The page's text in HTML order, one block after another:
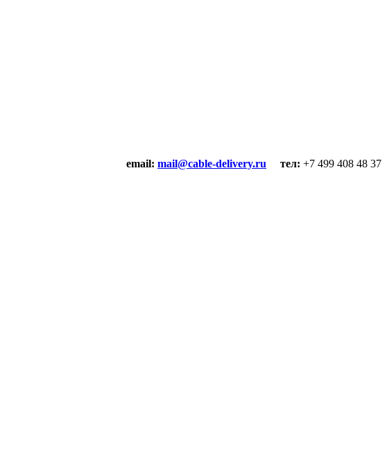
email: mail@cable-delivery.ru тел: +7 499 408 48 37